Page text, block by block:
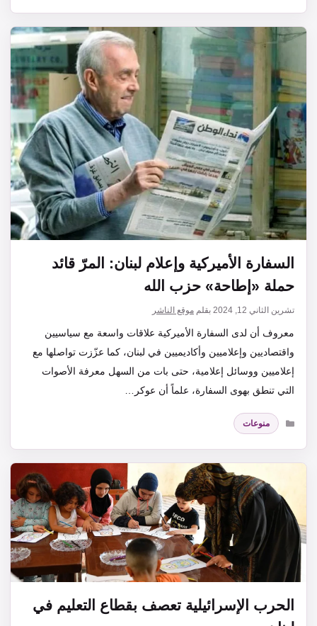
السفارة الأميركية وإعلام لبنان: المرّ قائد
حملة «إطاحة» حزب الله
تشرين الثاني 12, 2024 بقلم موقع الناشر
معروف أن لدى السفارة الأميركية علاقات واسعة مع سياسيين
واقتصاديين وإعلاميين وأكاديميين في لبنان، كما عزّزت تواصلها مع
إعلاميين ووسائل إعلامية، حتى بات من السهل معرفة الأصوات
التي تنطق بهوى السفارة، علماً أن عوكر…
التصنيفات
منوعات
الحرب الإسرائيلية تعصف بقطاع التعليم في